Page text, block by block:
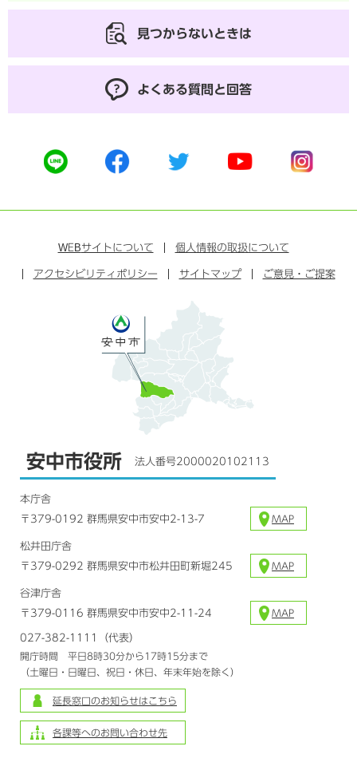
見つからないときは
よくある質問と回答
公
式
イ
公
式
ェ
ス
ッ
公
式
イ
タ
公
ー
ュ
ブ
公
式
ン
ラ
WEBサイトについて 個人情報の取扱について
アクセシビリティポリシー サイトマップ ご意見・ご提案
安中市役所 法人番号2000020102113
本庁舎
〒379-0192 群馬県安中市安中2-13-7
MAP
松井田庁舎
〒379-0292 群馬県安中市松井田町新堀245
MAP
谷津庁舎
〒379-0116 群馬県安中市安中2-11-24
MAP
027-382-1111（代表）
開庁時間 平日8時30分から17時15分まで
（土曜日・日曜日、祝日・休日、年末年始を除く）
延長窓口のお知らせはこちら
各課等へのお問い合わせ先